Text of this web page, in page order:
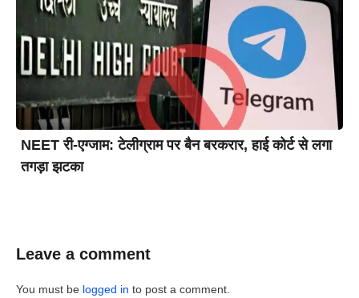
NEET री-एग्जाम: टेलीग्राम पर बैन बरकरार, हाई कोर्ट से लगा
तगड़ा झटका
Leave a comment
You must be logged in to post a comment.